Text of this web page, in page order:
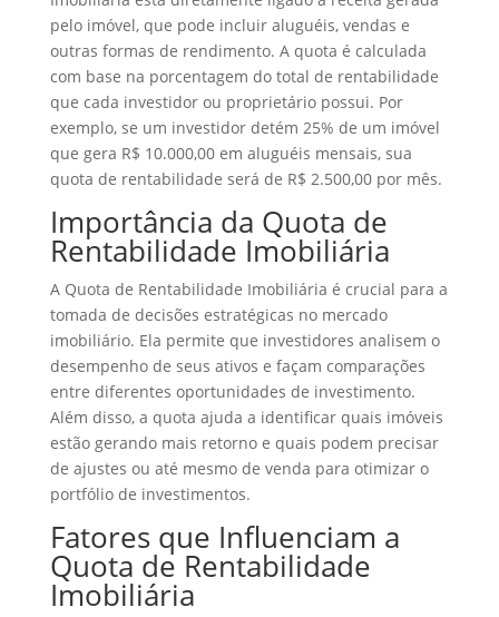
pelo imóvel, que pode incluir aluguéis, vendas e
outras formas de rendimento. A quota é calculada
com base na porcentagem do total de rentabilidade
que cada investidor ou proprietário possui. Por
exemplo, se um investidor detém 25% de um imóvel
que gera R$ 10.000,00 em aluguéis mensais, sua
quota de rentabilidade será de R$ 2.500,00 por mês.
Importância da Quota de
Rentabilidade Imobiliária
A Quota de Rentabilidade Imobiliária é crucial para a
tomada de decisões estratégicas no mercado
imobiliário. Ela permite que investidores analisem o
desempenho de seus ativos e façam comparações
entre diferentes oportunidades de investimento.
Além disso, a quota ajuda a identificar quais imóveis
estão gerando mais retorno e quais podem precisar
de ajustes ou até mesmo de venda para otimizar o
portfólio de investimentos.
Fatores que Influenciam a
Quota de Rentabilidade
Imobiliária